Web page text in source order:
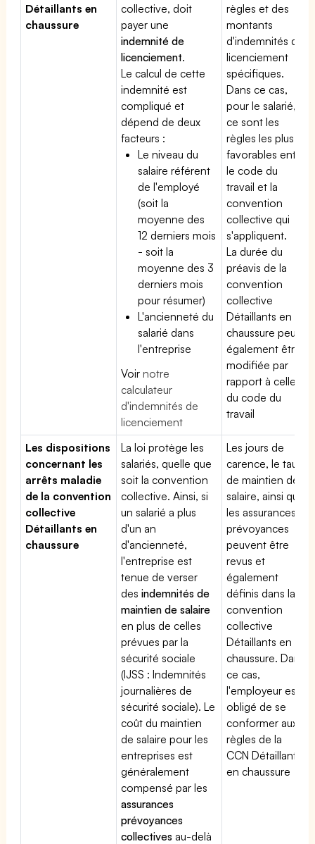
Détaillants en
chaussure
collective, doit
payer une
indemnité de
licenciement.
Le calcul de cette
indemnité est
compliqué et
dépend de deux
facteurs :
Le niveau du
salaire référent
de l'employé
(soit la
moyenne des
12 derniers mois
- soit la
moyenne des 3
derniers mois
pour résumer)
L'ancienneté du
salarié dans
l'entreprise
Voirnotre
calculateur
d'indemnités de
licenciement
règles et des
montants
d'indemnités de
licenciement
spécifiques.
Dans ce cas,
pour le salarié,
ce sont les
règles les plus
favorables entre
le code du
travail et la
convention
collective qui
s'appliquent.
La durée du
préavis de la
convention
collective
Détaillants en
chaussure peut
également être
modifiée par
rapport à celle
du code du
travail
Les dispositions
concernant les
arrêts maladie
de la convention
collective
Détaillants en
chaussure
La loi protège les
salariés, quelle que
soit la convention
collective. Ainsi, si
un salarié a plus
d'un an
d'ancienneté,
l'entreprise est
tenue de verser
desindemnités de
maintien de salaire
en plus de celles
prévues par la
sécurité sociale
(IJSS : Indemnités
journalières de
sécurité sociale). Le
coût du maintien
de salaire pour les
entreprises est
généralement
compensé par les
assurances
prévoyances
collectives au-delà
Les jours de
carence, le taux
de maintien de
salaire, ainsi que
les assurances
prévoyances
peuvent être
revus et
également
définis dans la
convention
collective
Détaillants en
chaussure. Dans
ce cas,
l'employeur est
obligé de se
conformer aux
règles de la
CCN Détaillants
en chaussure